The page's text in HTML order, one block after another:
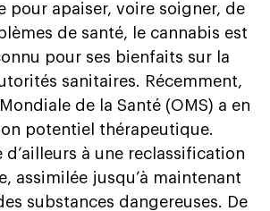
pour apaiser, voire soigner, de
de santé, le cannabis est
pour ses bienfaits sur la
sanitaires. Récemment,
de la Santé (OMS) a en
potentiel thérapeutique.
d’ailleurs à une reclassification
assimilée jusqu’à maintenant
substances dangereuses. De